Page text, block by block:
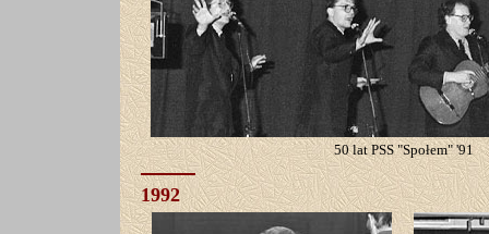
50 lat PSS "Społem" '91
1992